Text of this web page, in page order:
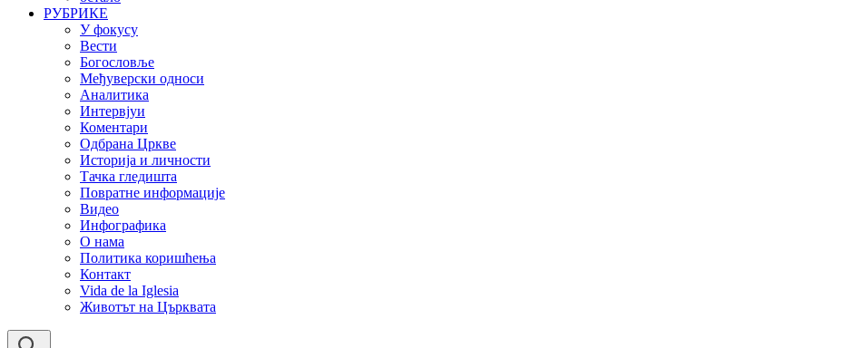
РУБРИКЕ
У фокусу
Вести
Богословље
Међуверски односи
Аналитика
Интервјуи
Коментари
Одбрана Цркве
Историја и личности
Тачка гледишта
Повратне информације
Видео
Инфографика
О нама
Политика коришћења
Контакт
Vida de la Iglesia
Животът на Църквата